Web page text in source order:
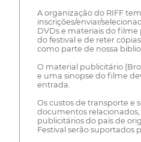
A organização do RIFF
inscrições/enviar/
DVDs e materiais do
do festival e de reter
como parte de nossa
O material publicitário
e uma sinopse do filme
entrada.
Os custos de transporte e
documentos
publicitários do país de
Festival serão suportados